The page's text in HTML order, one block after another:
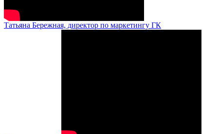
Татьяна Бережная, директор по маркетингу ГК